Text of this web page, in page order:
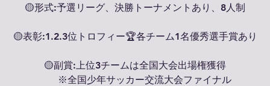
🟡形式:予選リーグ、決勝トーナメントあり、8人制
🟡表彰:1.2.3位トロフィー🏆各チーム1名優秀選手賞あり
🟡副賞:上位3チームは全国大会出場権獲得
※全国少年サッカー交流大会ファイナル